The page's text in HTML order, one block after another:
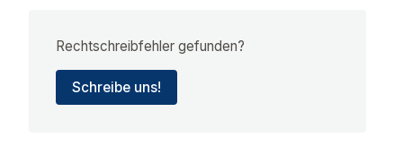
Rechtschreibfehler gefunden?
Schreibe uns!